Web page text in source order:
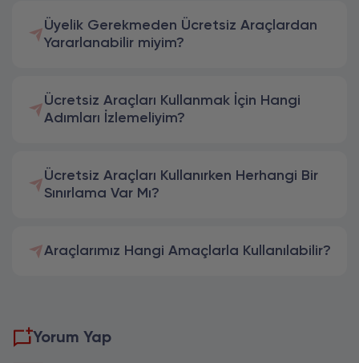
Üyelik Gerekmeden Ücretsiz Araçlardan
Yararlanabilir miyim?
Ücretsiz Araçları Kullanmak İçin Hangi
Adımları İzlemeliyim?
Ücretsiz Araçları Kullanırken Herhangi Bir
Sınırlama Var Mı?
Araçlarımız Hangi Amaçlarla Kullanılabilir?
Yorum Yap